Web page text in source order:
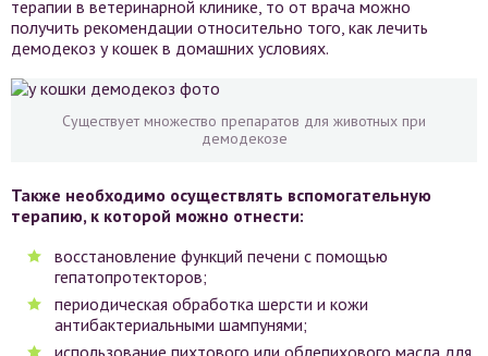
терапии в ветеринарной клинике, то от врача можно
получить рекомендации относительно того, как лечить
демодекоз у кошек в домашних условиях.
Существует множество препаратов для животных при
демодекозе
Также необходимо осуществлять вспомогательную
терапию, к которой можно отнести:
восстановление функций печени с помощью
гепатопротекторов;
периодическая обработка шерсти и кожи
антибактериальными шампунями;
использование пихтового или облепихового масла для